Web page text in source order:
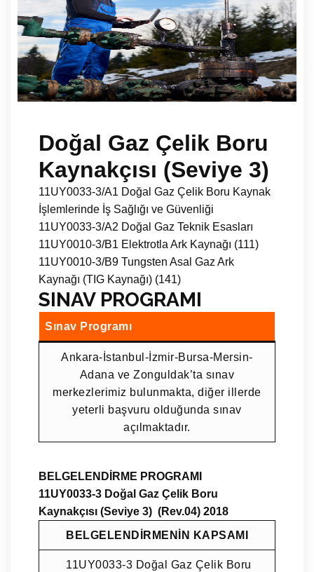
Doğal Gaz Çelik Boru
Kaynakçısı (Seviye 3)
11UY0033-3/A1 Doğal Gaz Çelik Boru Kaynak
İşlemlerinde İş Sağlığı ve Güvenliği
11UY0033-3/A2 Doğal Gaz Teknik Esasları
11UY0010-3/B1 Elektrotla Ark Kaynağı (111)
11UY0010-3/B9 Tungsten Asal Gaz Ark
Kaynağı (TIG Kaynağı) (141)
SINAV PROGRAMI
Sınav Programı
Ankara-İstanbul-İzmir-Bursa-Mersin-
Adana ve Zonguldak’ta sınav
merkezlerimiz bulunmakta, diğer illerde
yeterli başvuru olduğunda sınav
açılmaktadır.
BELGELENDİRME PROGRAMI
11UY0033-3 Doğal Gaz Çelik Boru
Kaynakçısı (Seviye 3) (Rev.04) 2018
BELGELENDİRMENİN KAPSAMI
11UY0033-3 Doğal Gaz Çelik Boru